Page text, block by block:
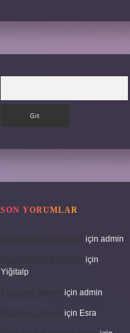
SON YORUMLAR
İran halkının dini nedir için admin
İran halkının dini nedir için
Yiğitalp
Erbah ne demek için admin
Erbah ne demek için Esra